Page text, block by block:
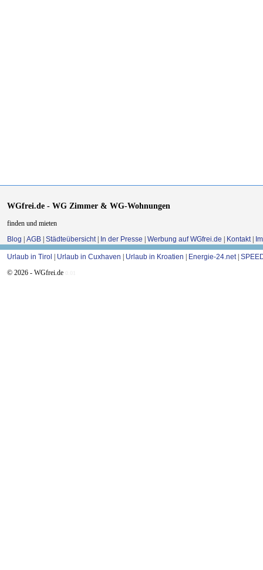
WGfrei.de - WG Zimmer & WG-Wohnungen
finden und mieten
Blog | AGB | Städteübersicht | In der Presse | Werbung auf WGfrei.de | Kontakt |
Urlaub in Tirol | Urlaub in Cuxhaven | Urlaub in Kroatien | Energie-24.net|
© 2026 - WGfrei.de